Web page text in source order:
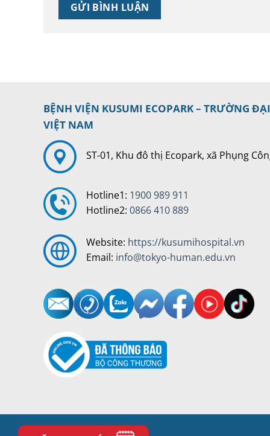
BỆNH VIỆN KUSUMI ECOPARK – TRƯỜNG
VIỆT NAM
ST-01, Khu đô thị Ecopark, xã Phụng
Hotline1: 1900 989 911
Hotline2: 0866 410 889
Website: https://kusumihospital.vn
Email: info@tokyo-human.edu.vn